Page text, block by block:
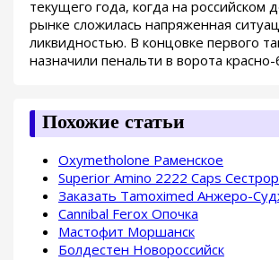
текущего года, когда на российском
рынке сложилась напряженная
ликвидностью. В концовке первого
назначили пенальти в ворота
Похожие статьи
Oxymetholone Раменское
Superior Amino 2222 Caps
Заказать Tamoximed Анжеро-
Cannibal Ferox Опочка
Мастофит Моршанск
Болдестен Новороссийск